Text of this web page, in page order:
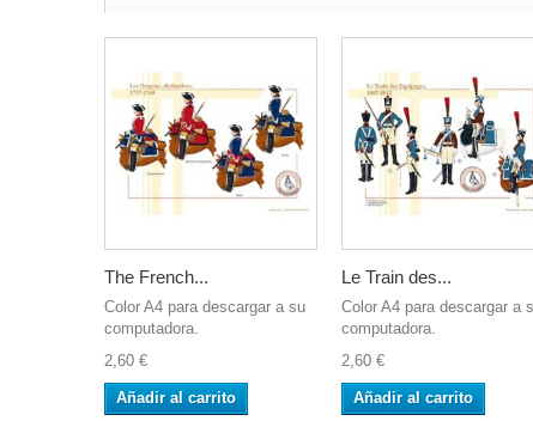
The French...
Color A4 para descargar a su
computadora.
2,60 €
Añadir al carrito
Le Train des...
Color A4 para descargar a
computadora.
2,60 €
Añadir al carrito